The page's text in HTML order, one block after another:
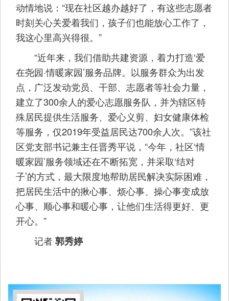
动情地说：“现在社区越办越好了，有这些志愿者
时刻关心关爱着我们，孩子们也能放心工作了，
我这心里高兴得很。”
“近年来，我们借助共建资源，着力打造‘爱
在尧园·情暖家园’服务品牌。以服务群众为出发
点，广泛发动党员、干部、志愿者等社会力量，
建立了300余人的爱心志愿服务队，并为辖区特
殊居民提供生活服务、爱心义剪、妇女健康体检
等服务，仅2019年受益居民达700余人次。”该社
区党支部书记兼主任晋秀平说，“今年，社区‘情
暖家园’服务领域还在不断拓宽，并采取‘结对
子’的方式，最大限度地帮助居民解决实际困难，
把居民生活中的揪心事、烦心事、操心事变成放
心事、顺心事和暖心事，让他们生活得更好、更
开心。”
记者郭秀婷